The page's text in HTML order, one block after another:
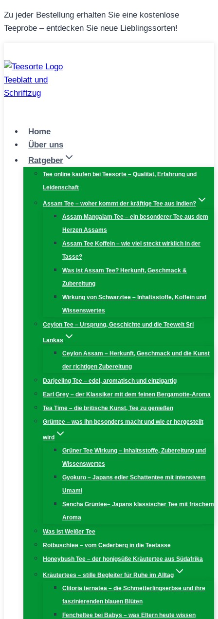
Zum
Inhalt
Zu jeder Bestellung erhalten Sie eine kostenlose
Teeprobe – entdecken Sie neue Lieblingssorten!
Home
Über uns
Ratgeber
Tee online kaufen bei Teesorte – Qualität, Erfahrung und
Leidenschaft
Assam Tee – woher kommt der kräftige Tee aus Indien?
Assam Mangalam Tee – ein besonderer Tee aus dem
Herzen Assams
Assam Tee Koffein – wie viel steckt wirklich in der
Tasse?
Was ist Assam Tee? Herkunft, Geschmack &
Zubereitung
Wirkung von Schwarztee – Inhaltsstoffe, Koffein und
Wissenswertes
Ceylon Tee – Ursprung, Geschichte und die Teewelt Sri
Lankas
Ceylon Assam – Herkunft, Geschmack und die Kunst
der richtigen Zubereitung
Darjeeling Tee – edel, aromatisch und einzigartig
Earl Grey – der Klassiker mit dem feinen Bergamotte-Aroma
Tea Time – die britische Kunst, Tee zu genießen
Grüntee – was ihn besonders macht und wie er hergestellt
wird
Grüner Tee Wirkung – Inhaltsstoffe, Zubereitung und
Wissenswertes
Gyokuro – Japans edler Schattentee mit intensivem
Umami
Sencha Grüntee– Japans klassischer Tee mit frischem
Aroma
Was ist Weißer Tee
Rotbuschtee – vom Cederberg in die Teetasse
Honeybush Tee – der honigsüße Kräutertee aus Südafrika
Kräutertees – stille Begleiter für Ruhe im Alltag
Clitoria ternatea – die Schmetterlingserbse und ihre
faszinierenden blauen Blüten
Fencheltee bei Babys – was Eltern heute wissen